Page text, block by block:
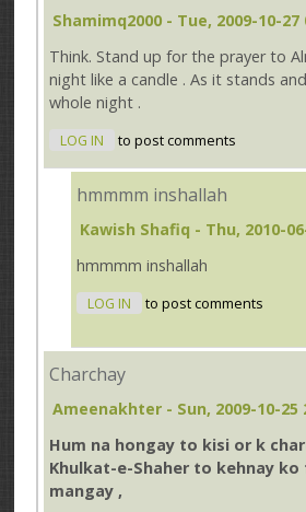
Shamimq2000 - Tue, 2009-10-27
Think. Stand up for the prayer to
night like a candle . As it stands
whole night .
LOG IN to post comments
hmmmm inshallah
Kawish Shafiq - Thu, 2010-
hmmmm inshallah
LOG IN to post comments
Charchay
Ameenakhter - Sun, 2009-10-25
Hum na hongay to kisi or k
Khulkat-e-Shaher to kehnay ko
mangay ,